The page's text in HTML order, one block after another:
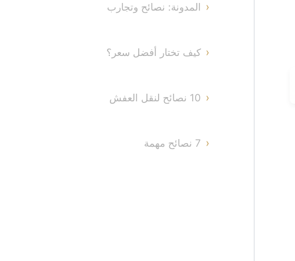
المدونة: نصائح وتجارب
كيف تختار أفضل سعر؟
10 نصائح لنقل العفش
7 نصائح مهمة